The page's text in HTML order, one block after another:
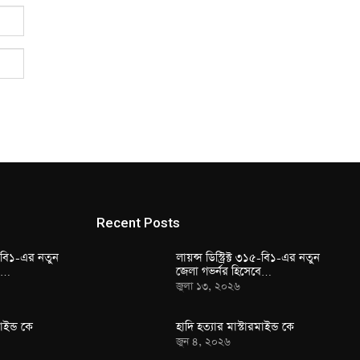
বি১-এর নতুন
কে
Recent Posts
লায়ন্স ডিস্ট্রিক্ট ৩১৫-বি১-এর নতুন
জেলা গভর্নর হিসেবে…
জুলা ১৩, ২০২৬
হাদি হত্যার মাস্টারমাইন্ড কে
জুন ৪, ২০২৬